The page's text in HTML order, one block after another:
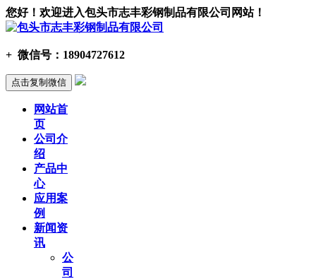
您好！欢迎进入包头市志丰彩钢制品有限公司网站！
+ 微信号： 18904727612
点击复制微信
网站首
页
公司介
绍
产品中
心
应用案
例
新闻资
讯
公
司